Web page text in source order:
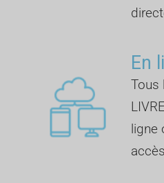
En
Tous
ligne